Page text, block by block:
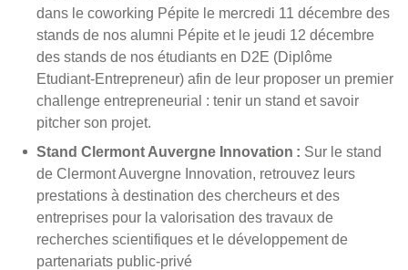
dans le coworking Pépite le mercredi 11 décembre des
stands de nos alumni Pépite et le jeudi 12 décembre
des stands de nos étudiants en D2E (Diplôme
Etudiant-Entrepreneur) afin de leur proposer un premier
challenge entrepreneurial : tenir un stand et savoir
pitcher son projet.
Stand Clermont Auvergne Innovation : Sur le stand
de Clermont Auvergne Innovation, retrouvez leurs
prestations à destination des chercheurs et des
entreprises pour la valorisation des travaux de
recherches scientifiques et le développement de
partenariats public-privé